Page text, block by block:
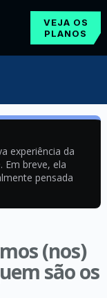
VEJA OS
PLANOS
experiência da
Em breve, ela
pensada
(nos)
são os